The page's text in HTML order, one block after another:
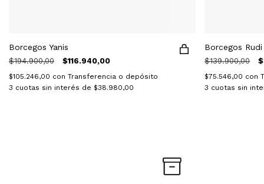
Borcegos Yanis
$194.900,00 $116.940,00
$105.246,00 con Transferencia o depósito
3 cuotas sin interés de $38.980,00
Borcegos Rudi
$139.900,00
$75.546,00 con
3 cuotas sin